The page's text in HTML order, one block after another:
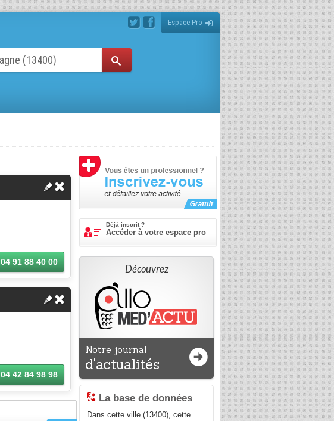
Espace Pro
04 91 88 40 00
04 42 84 98 98
Déjà inscrit ?
Accéder à votre espace pro
Découvrez
Notre journal
d'actualités
La base de données
Dans cette ville (13400), cette